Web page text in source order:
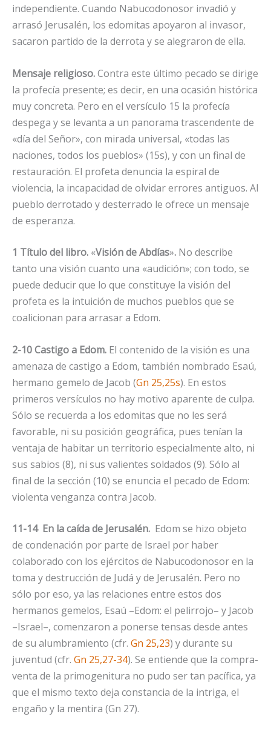
independiente. Cuando Nabucodonosor invadió y
arrasó Jerusalén, los edomitas apoyaron al invasor,
sacaron partido de la derrota y se alegraron de ella.
Mensaje religioso.Contra este último pecado se dirige
la profecía presente; es decir, en una ocasión histórica
muy concreta. Pero en el versículo 15 la profecía
despega y se levanta a un panorama trascendente de
«día del Señor», con mirada universal, «todas las
naciones, todos los pueblos» (15s), y con un final de
restauración. El profeta denuncia la espiral de
violencia, la incapacidad de olvidar errores antiguos. Al
pueblo derrotado y desterrado le ofrece un mensaje
de esperanza.
1 Título del libro. «Visión de Abdías». No describe
tanto una visión cuanto una «audición»; con todo, se
puede deducir que lo que constituye la visión del
profeta es la intuición de muchos pueblos que se
coalicionan para arrasar a Edom.
2-10 Castigo a Edom. El contenido de la visión es una
amenaza de castigo a Edom, también nombrado Esaú,
hermano gemelo de Jacob (Gn 25,25s). En estos
primeros versículos no hay motivo aparente de culpa.
Sólo se recuerda a los edomitas que no les será
favorable, ni su posición geográfica, pues tenían la
ventaja de habitar un territorio especialmente alto, ni
sus sabios (8), ni sus valientes soldados (9). Sólo al
final de la sección (10) se enuncia el pecado de Edom:
violenta venganza contra Jacob.
11-14 En la caída de Jerusalén. Edom se hizo objeto
de condenación por parte de Israel por haber
colaborado con los ejércitos de Nabucodonosor en la
toma y destrucción de Judá y de Jerusalén. Pero no
sólo por eso, ya las relaciones entre estos dos
hermanos gemelos, Esaú –Edom: el pelirrojo– y Jacob
–Israel–, comenzaron a ponerse tensas desde antes
de su alumbramiento (cfr. Gn 25,23) y durante su
juventud (cfr. Gn 25,27-34). Se entiende que la compra-
venta de la primogenitura no pudo ser tan pacífica, ya
que el mismo texto deja constancia de la intriga, el
engaño y la mentira (Gn 27).